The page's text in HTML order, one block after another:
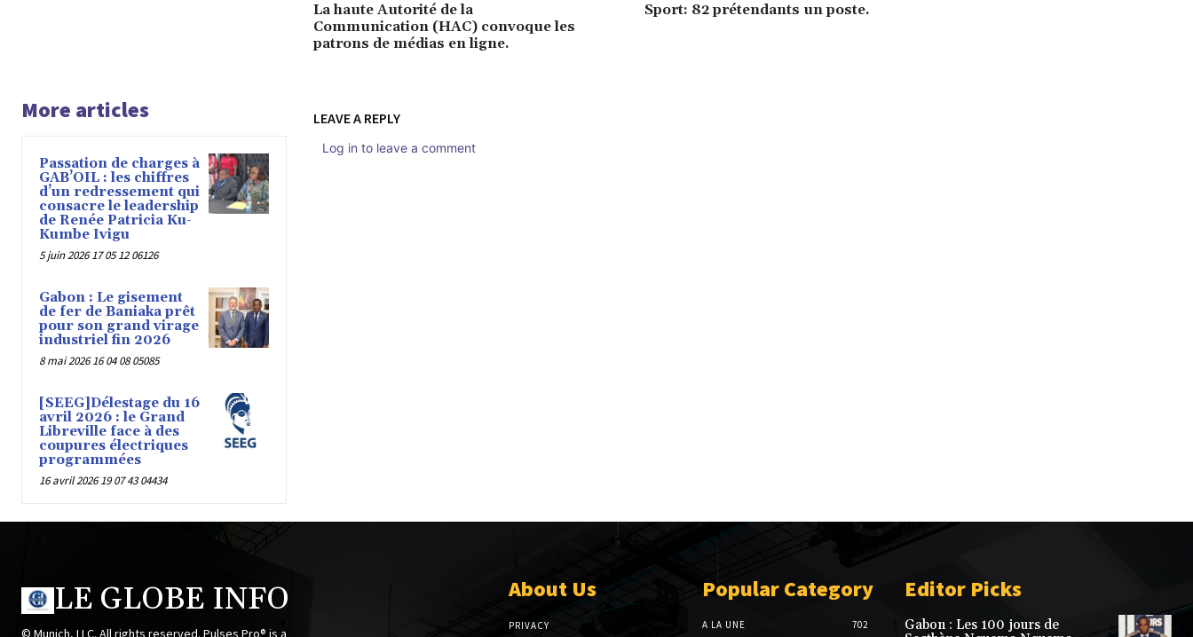
La haute Autorité de la
Communication (HAC) convoque les
patrons de médias en ligne.
Sport: 82 prétendants un poste.
More articles
Passation de charges à
GAB’OIL : les chiffres
d’un redressement qui
consacre le leadership
de Renée Patricia Ku-
Kumbe Ivigu
5 juin 2026 17 05 12 06126
Gabon : Le gisement
de fer de Baniaka prêt
pour son grand virage
industriel fin 2026
8 mai 2026 16 04 08 05085
[SEEG]Délestage du 16
avril 2026 : le Grand
Libreville face à des
coupures électriques
programmées
16 avril 2026 19 07 43 04434
LEAVE A REPLY
Log in to leave a comment
LE GLOBE INFO About Us
PRIVACY
Popular Category
A LA UNE 702
Editor Picks
Gabon : Les 100 jours de